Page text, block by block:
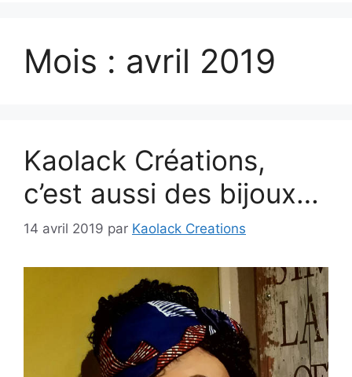
Mois : avril 2019
Kaolack Créations,
c’est aussi des bijoux…
14 avril 2019 par Kaolack Creations